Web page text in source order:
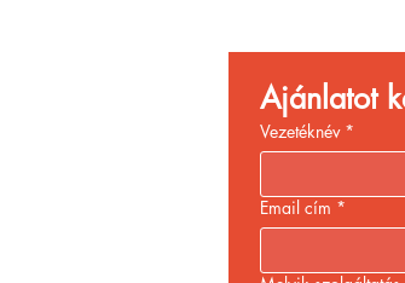
Ajánlatot
Vezetéknév *
Email cím *